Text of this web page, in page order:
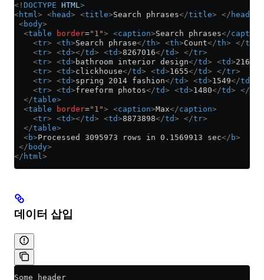
<! DOCTYPE HTML>
<html> <head> <title>Search phrases</title> </ head
<body>
  <
table border="1"> <caption>Search phrases</caption
    <
tr> <th>Search phrase</th> <th>Count</th> </tr
    <
tr> <td></td> <td>8267016</td> </tr>
    <
tr> <td> bathroom interior design</td> <td>2166
    <
tr> <td>clickhouse</td> <td>1655</td> </tr>
    <
tr> <td>spring 2014 fashion</td> <td>1549</td
    <
tr> <td>freeform photos</td> <td>1480</td> </
  </
table>
  <
table border="1"> <caption>Max</caption>
    <
tr> <td></td> <td>8873898</td> </tr>
  </
table>
  <
b>Processed 3095973 rows in 0.1569913 sec</ b>
</ body>
</ html>
데이터 삽입
Some header